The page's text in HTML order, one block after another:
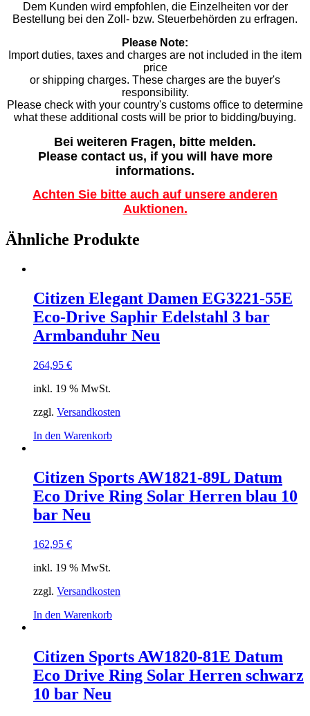
Dem Kunden wird empfohlen, die Einzelheiten vor der
Bestellung bei den Zoll- bzw. Steuerbehörden zu erfragen.
Please Note:
Import duties, taxes and charges are not included in the item
price
or shipping charges. These charges are the buyer's
responsibility.
Please check with your country's customs office to determine
what these additional costs will be prior to bidding/buying.
Bei weiteren Fragen, bitte melden.
Please contact us, if you will have more
informations.
Achten Sie bitte auch auf unsere anderen
Auktionen.
Ähnliche Produkte
Citizen Elegant Damen EG3221-55E
Eco-Drive Saphir Edelstahl 3 bar
Armbanduhr Neu
264,95 €
inkl. 19 % MwSt.
zzgl. Versandkosten
In den Warenkorb
Citizen Sports AW1821-89L Datum
Eco Drive Ring Solar Herren blau 10
bar Neu
162,95 €
inkl. 19 % MwSt.
zzgl. Versandkosten
In den Warenkorb
Citizen Sports AW1820-81E Datum
Eco Drive Ring Solar Herren schwarz
10 bar Neu